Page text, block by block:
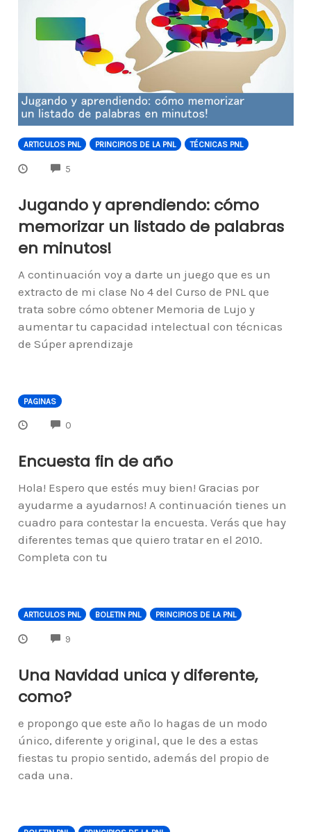
ARTICULOS PNL PRINCIPIOS DE LA PNL TÉCNICAS PNL
5
Jugando y aprendiendo: cómo
memorizar un listado de palabras
en minutos!
A continuación voy a darte un juego que es un
extracto de mi clase Nº 4 del Curso de PNL que
trata sobre cómo obtener Memoria de Lujo y
aumentar tu capacidad intelectual con técnicas
de Súper aprendizaje
PAGINAS
0
Encuesta fin de año
Hola! Espero que estés muy bien! Gracias por
ayudarme a ayudarnos! A continuación tienes un
cuadro para contestar la encuesta. Verás que hay
diferentes temas que quiero tratar en el 2010.
Completa con tu
ARTICULOS PNL BOLETIN PNL PRINCIPIOS DE LA PNL
9
Una Navidad unica y diferente,
como?
e propongo que este año lo hagas de un modo
único, diferente y original, que le des a estas
fiestas tu propio sentido, además del propio de
cada una.